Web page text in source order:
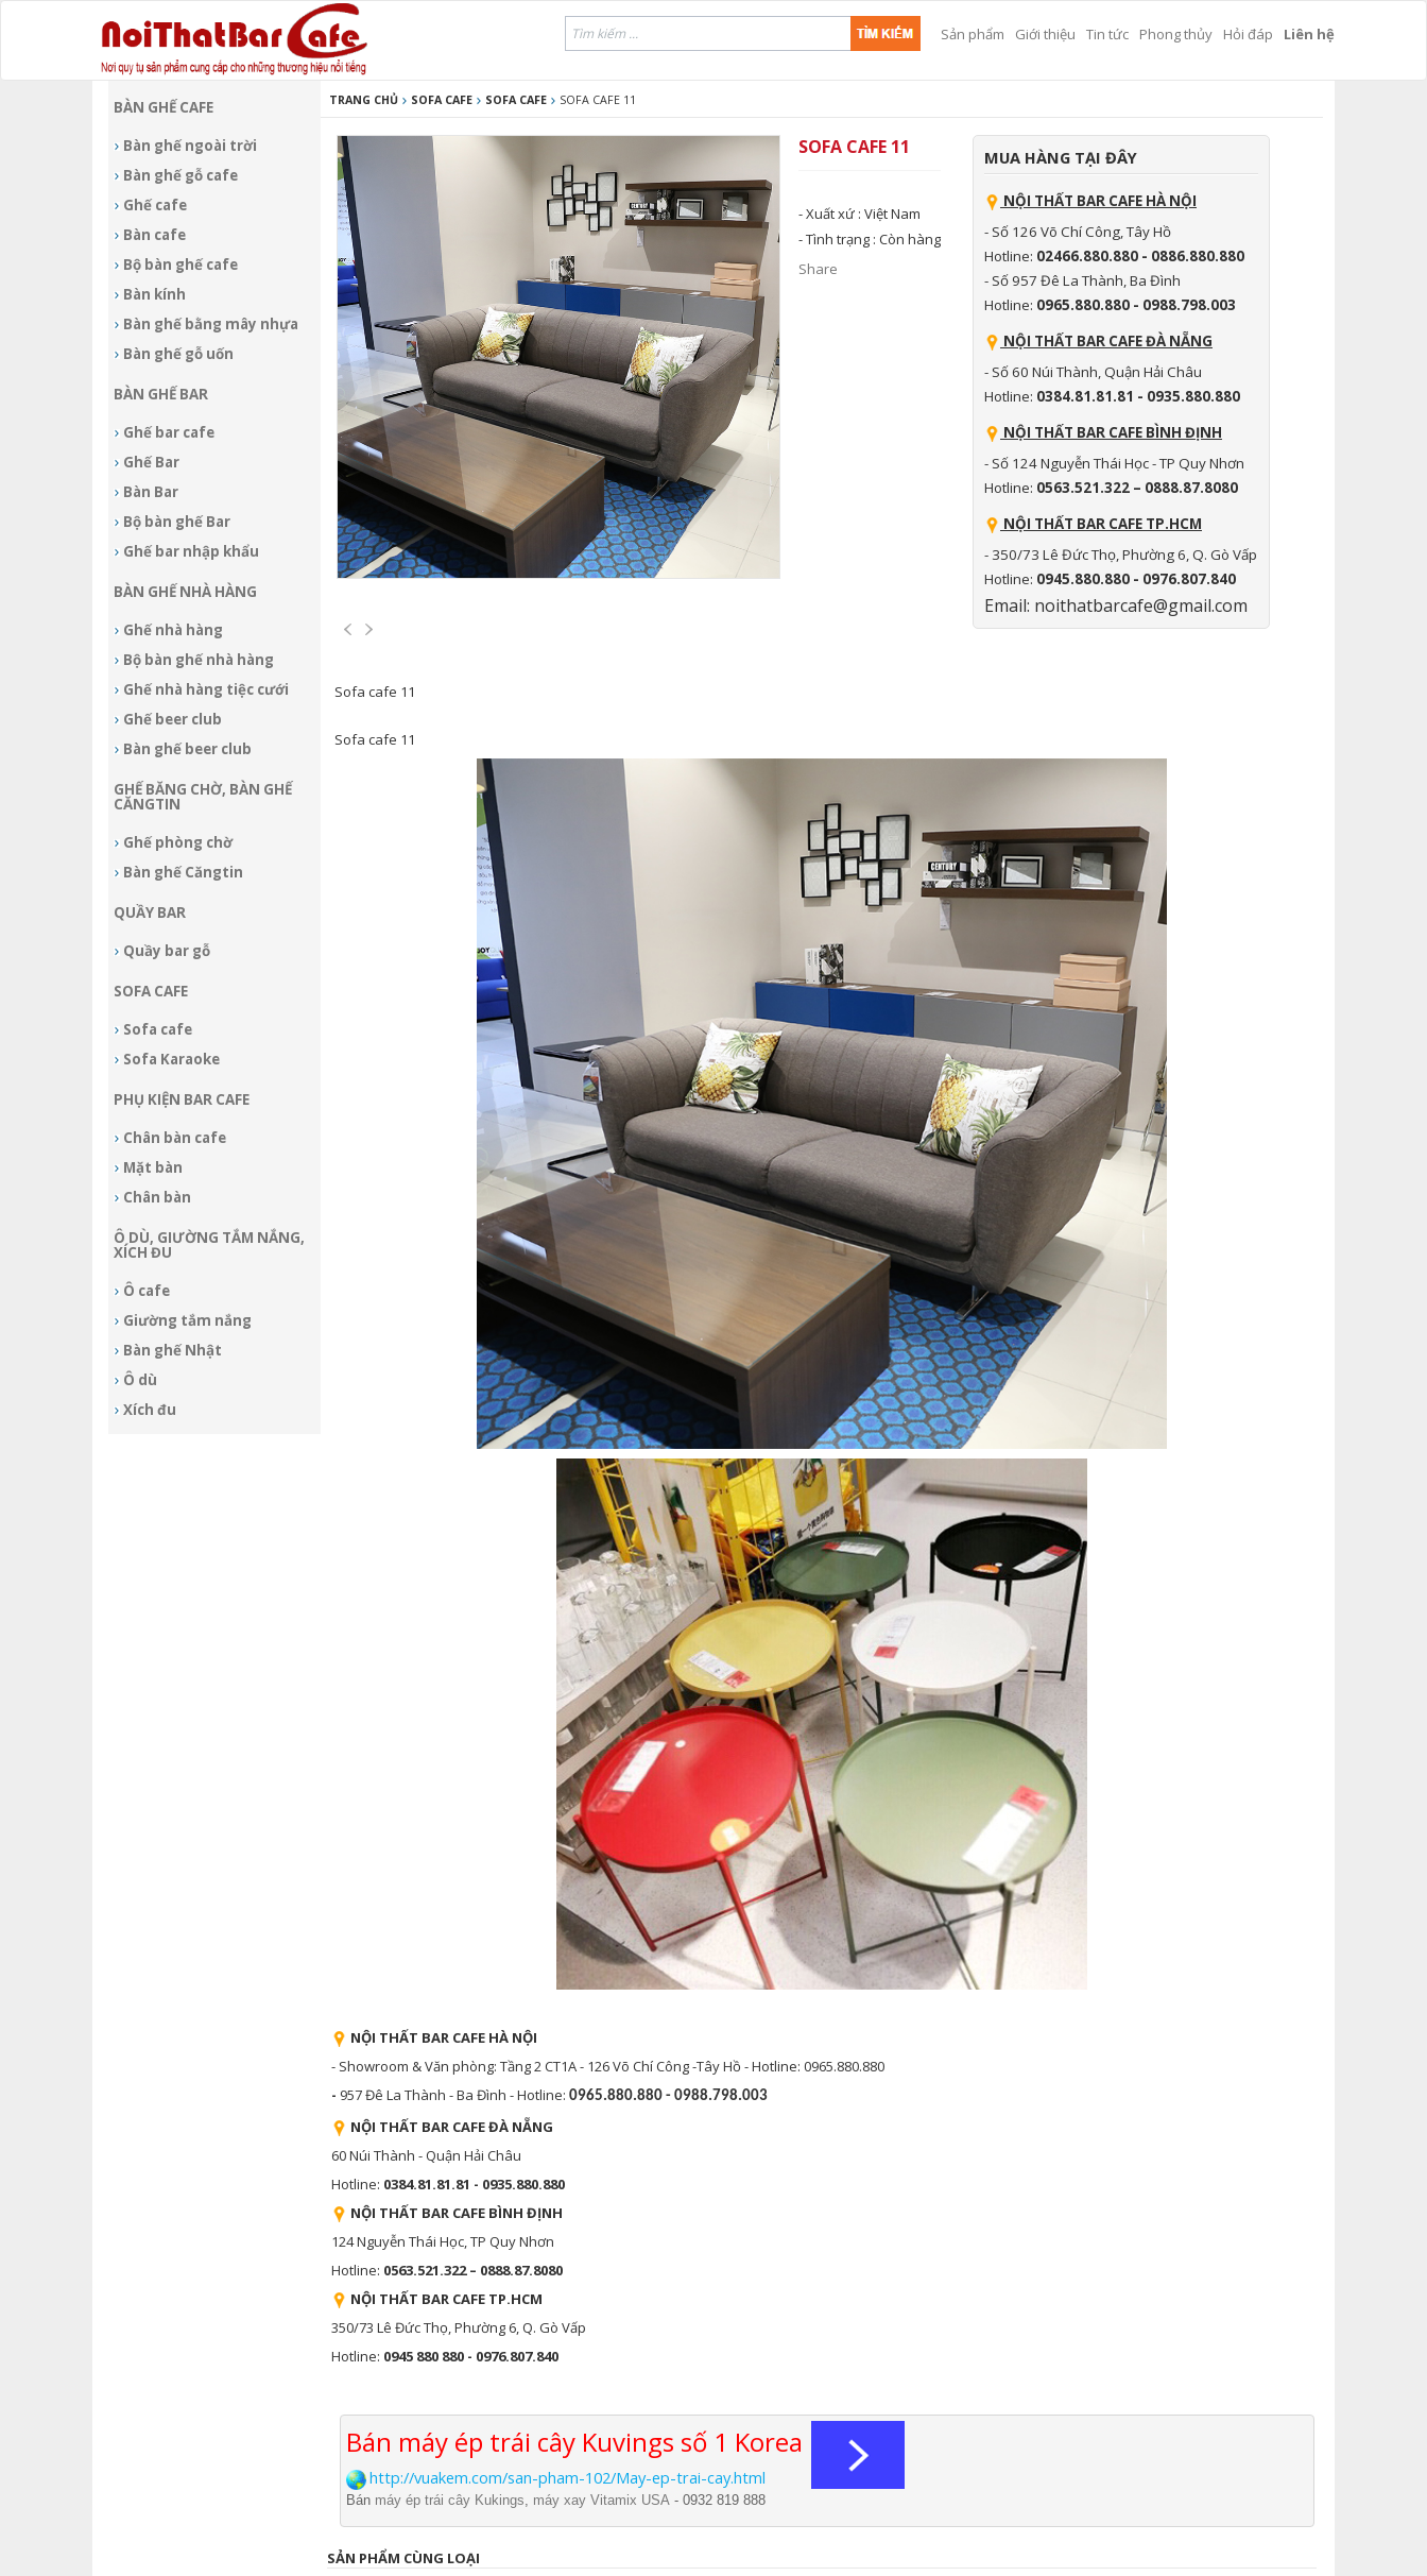
Sản phẩm Giới thiệu Tin tức Phong thủy Hỏi đáp Liên hệ
BÀN GHẾ CAFE
Bàn ghế ngoài trời
Bàn ghế gỗ cafe
Ghế cafe
Bàn cafe
Bộ bàn ghế cafe
Bàn kính
Bàn ghế bằng mây nhựa
Bàn ghế gỗ uốn
BÀN GHẾ BAR
Ghế bar cafe
Ghế Bar
Bàn Bar
Bộ bàn ghế Bar
Ghế bar nhập khẩu
BÀN GHẾ NHÀ HÀNG
Ghế nhà hàng
Bộ bàn ghế nhà hàng
Ghế nhà hàng tiệc cưới
Ghế beer club
Bàn ghế beer club
GHẾ BĂNG CHỜ, BÀN GHẾ
CĂNGTIN
Ghế phòng chờ
Bàn ghế Căngtin
QUẦY BAR
Quầy bar gỗ
SOFA CAFE
Sofa cafe
Sofa Karaoke
PHỤ KIỆN BAR CAFE
Chân bàn cafe
Mặt bàn
Chân bàn
Ô DÙ, GIƯỜNG TẮM NẮNG,
XÍCH ĐU
Ô cafe
Giường tắm nắng
Bàn ghế Nhật
Ô dù
Xích đu
TRANG CHỦ SOFA CAFE SOFA CAFE SOFA CAFE 11
SOFA CAFE 11
- Xuất xứ : Việt Nam
- Tình trạng : Còn hàng
Share
MUA HÀNG TẠI ĐÂY
NỘI THẤT BAR CAFE HÀ NỘI
- Số 126 Võ Chí Công, Tây Hồ
Hotline: 02466.880.880 - 0886.880.880
- Số 957 Đê La Thành, Ba Đình
Hotline: 0965.880.880 - 0988.798.003
NỘI THẤT BAR CAFE ĐÀ NẴNG
- Số 60 Núi Thành, Quận Hải Châu
Hotline: 0384.81.81.81 - 0935.880.880
NỘI THẤT BAR CAFE BÌNH ĐỊNH
- Số 124 Nguyễn Thái Học - TP Quy Nhơn
Hotline: 0563.521.322 – 0888.87.8080
NỘI THẤT BAR CAFE TP.HCM
- 350/73 Lê Đức Thọ, Phường 6, Q. Gò Vấp
Hotline: 0945.880.880 - 0976.807.840
Email: noithatbarcafe@gmail.com
Sofa cafe 11
Sofa cafe 11
NỘI THẤT BAR CAFE HÀ NỘI
- Showroom & Văn phòng: Tầng 2 CT1A - 126 Võ Chí Công -Tây Hồ - Hotline: 0965.880.880
- 957 Đê La Thành - Ba Đình - Hotline: 0965.880.880 - 0988.798.003
NỘI THẤT BAR CAFE ĐÀ NẴNG
60 Núi Thành - Quận Hải Châu
Hotline: 0384.81.81.81 - 0935.880.880
NỘI THẤT BAR CAFE BÌNH ĐỊNH
124 Nguyễn Thái Học, TP Quy Nhơn
Hotline: 0563.521.322 – 0888.87.8080
NỘI THẤT BAR CAFE TP.HCM
350/73 Lê Đức Thọ, Phường 6, Q. Gò Vấp
Hotline: 0945 880 880 - 0976.807.840
Bán máy ép trái cây Kuvings số 1 Korea
http://vuakem.com/san-pham-102/May-ep-trai-cay.html
Bán máy ép trái cây Kukings, máy xay Vitamix USA - 0932 819 888
SẢN PHẨM CÙNG LOẠI